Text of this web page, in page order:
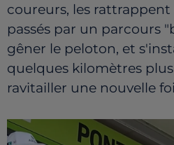
coureurs, les
passés par un parcours
gêner le peloton, et
quelques kilomètres
ravitailler une nouvelle